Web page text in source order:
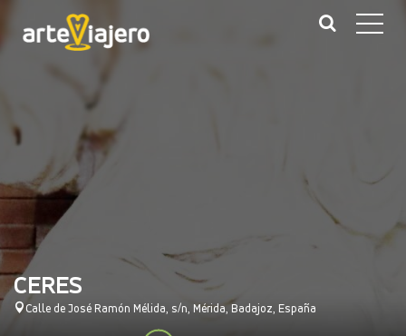
CERES
Calle de José Ramón Mélida, s/n, Mérida, Badajoz, España